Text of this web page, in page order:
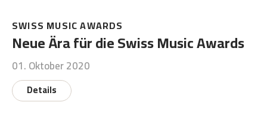
SWISS MUSIC AWARDS
Neue Ära für die Swiss Music Awards
01. Oktober 2020
Details